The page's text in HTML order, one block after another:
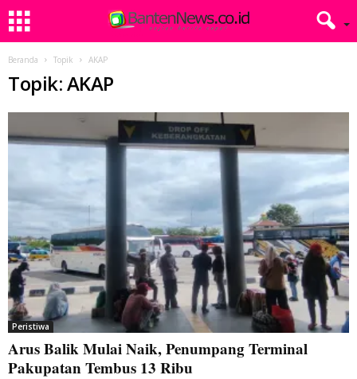
Beranda Topik AKAP
Topik: AKAP
Peristiwa
Arus Balik Mulai Naik, Penumpang Terminal
Pakupatan Tembus 13 Ribu